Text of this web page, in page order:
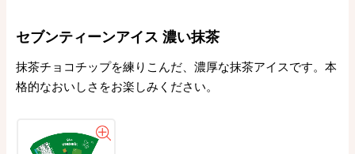
セブンティーンアイス 濃い抹茶
抹茶チョコチップを練りこんだ、濃厚な抹茶アイスです。本
格的なおいしさをお楽しみください。